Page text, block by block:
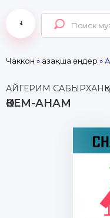
Чаккон » Қазақша әндер »
АЙГЕРИМ
ӘКЕМ-АНАМ